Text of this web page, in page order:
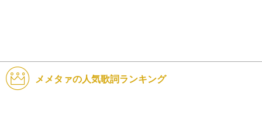
メメタァの人気歌詞ランキング